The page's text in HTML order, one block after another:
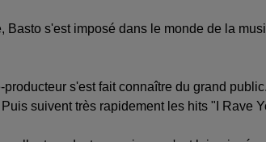
Basto s'est imposé dans le monde de la
s'est fait connaître du grand
suivent très rapidement les hits "I Rave